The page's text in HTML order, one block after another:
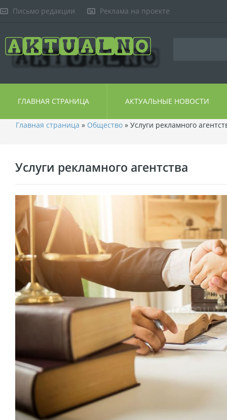
Письмо редакции Реклама на проекте
ГЛАВНАЯ СТРАНИЦА АКТУАЛЬНЫЕ НОВОСТИ
Главная страница » Общество » Услуги рекламного
Услуги рекламного агентства